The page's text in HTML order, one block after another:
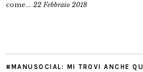
come... 22 Febbraio 2018
#MANUSOCIAL: MI TROVI ANCHE QUI